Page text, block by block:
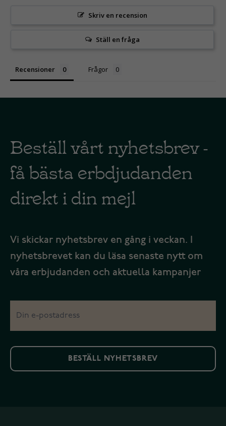
Skriv en recension
Ställ en fråga
Recensioner Frågor
Beställ vårt nyhetsbrev -
få bästa erbdjudanden
direkt i din mejl
Vi skickar nyhetsbrev en gång i veckan. I
nyhetsbrevet kan du läsa senaste nytt om
våra erbjudanden och aktuella kampanjer
BESTÄLL NYHETSBREV